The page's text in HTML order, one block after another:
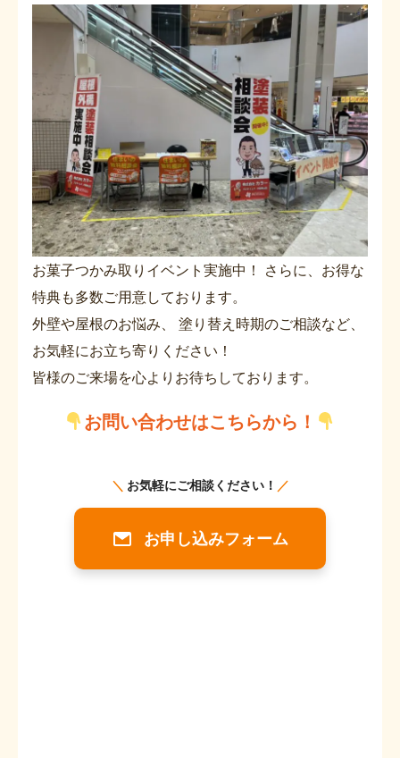
お菓子つかみ取りイベント実施中！ さらに、お得な
特典も多数ご用意しております。
外壁や屋根のお悩み、 塗り替え時期のご相談など、
お気軽にお立ち寄りください！
皆様のご来場を心よりお待ちしております。
お問い合わせはこちらから！
＼ お気軽にご相談ください！ ／
お申し込みフォーム